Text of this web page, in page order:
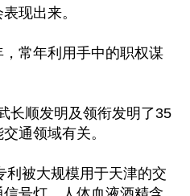
现出来。
常年利用手中的职权谋
长顺发明及领衔发明了35
通领域有关。
利被大规模用于天津的交